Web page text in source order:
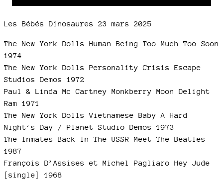
Les Bébés Dinosaures 23 mars 2025
The New York Dolls Human Being Too Much Too Soon
1974
The New York Dolls Personality Crisis Escape
Studios Demos 1972
Paul & Linda Mc Cartney Monkberry Moon Delight
Ram 1971
The New York Dolls Vietnamese Baby A Hard
Night’s Day / Planet Studio Demos 1973
The Inmates Back In The USSR Meet The Beatles
1987
François D’Assises et Michel Pagliaro Hey Jude
[single] 1968